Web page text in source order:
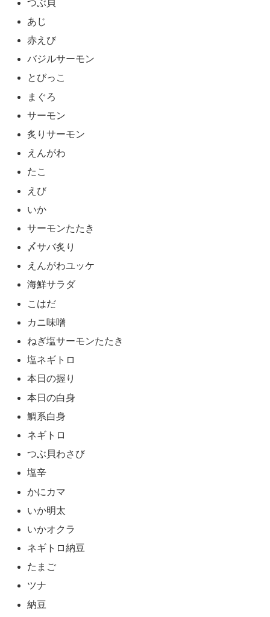
つぶ貝
あじ
赤えび
バジルサーモン
とびっこ
まぐろ
サーモン
炙りサーモン
えんがわ
たこ
えび
いか
サーモンたたき
〆サバ炙り
えんがわユッケ
海鮮サラダ
こはだ
カニ味噌
ねぎ塩サーモンたたき
塩ネギトロ
本日の握り
本日の白身
鯛系白身
ネギトロ
つぶ貝わさび
塩辛
かにカマ
いか明太
いかオクラ
ネギトロ納豆
たまご
ツナ
納豆